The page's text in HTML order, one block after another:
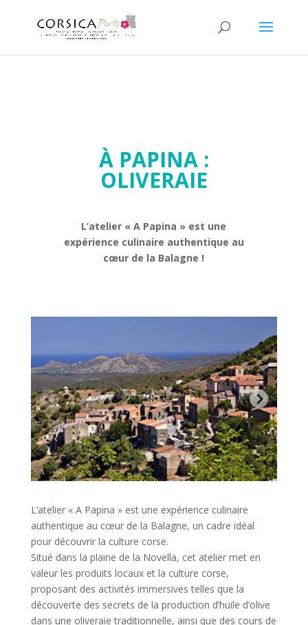
À PAPINA :
OLIVERAIE
L’atelier « A Papina » est une
expérience culinaire authentique au
cœur de la Balagne !
L’atelier « A Papina » est une expérience culinaire
authentique au cœur de la Balagne, un cadre idéal
pour découvrir la culture corse.
Situé dans la plaine de la Novella, cet atelier met en
valeur les produits locaux et la culture corse,
proposant des activités immersives telles que la
découverte des secrets de la production d’huile d’olive
dans une oliveraie traditionnelle, ainsi que des cours de